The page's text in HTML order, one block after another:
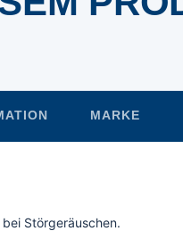
MARKE
Störgeräuschen.